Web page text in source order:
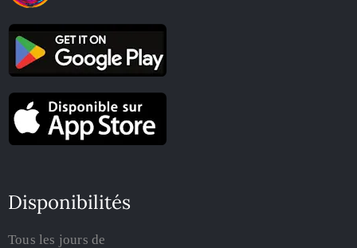
Disponibilités
Tous les jours de